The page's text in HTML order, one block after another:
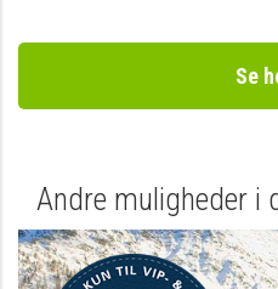
Se
Andre muligheder i